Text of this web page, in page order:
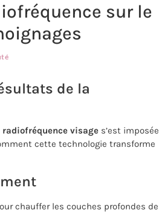
sur le
de la
radiofréquence visage s’est imposée
cette technologie transforme
chauffer les couches profondes de